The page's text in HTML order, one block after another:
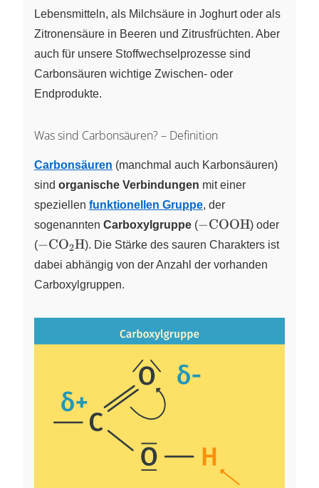
Lebensmitteln, als Milchsäure in Joghurt oder als
Zitronensäure in Beeren und Zitrusfrüchten. Aber
auch für unsere Stoffwechselprozesse sind
Carbonsäuren wichtige Zwischen- oder
Endprodukte.
Was sind Carbonsäuren? – Definition
Carbonsäuren (manchmal auch Karbonsäuren)
sind organische Verbindungen mit einer
speziellen funktionellen Gruppe, der
sogenannten Carboxylgruppe (\ce{–COOH}
−COOH) oder
(\ce{-CO2H}
−COX
2H). Die Stärke des sauren Charakters ist
dabei abhängig von der Anzahl der vorhanden
Carboxylgruppen.